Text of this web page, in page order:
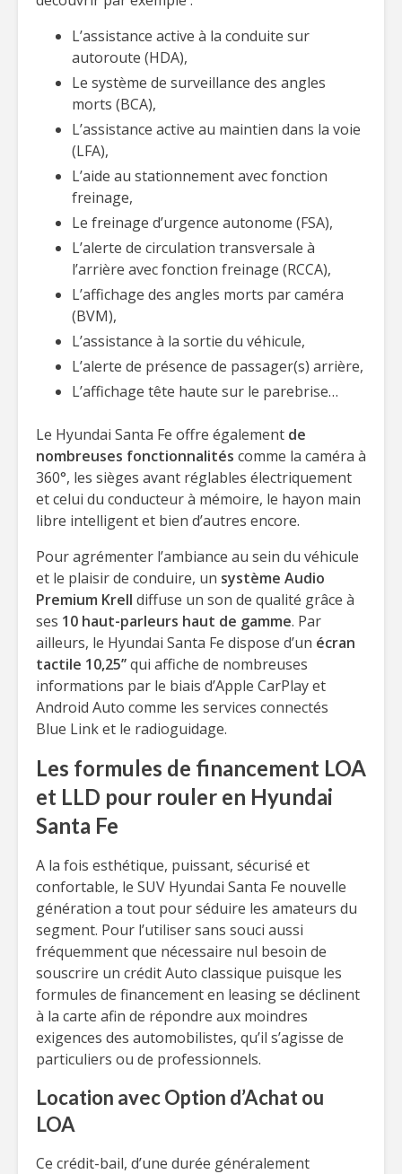
L’assistance active à la conduite sur
autoroute (HDA),
Le système de surveillance des angles
morts (BCA),
L’assistance active au maintien dans la voie
(LFA),
L’aide au stationnement avec fonction
freinage,
Le freinage d’urgence autonome (FSA),
L’alerte de circulation transversale à
l’arrière avec fonction freinage (RCCA),
L’affichage des angles morts par caméra
(BVM),
L’assistance à la sortie du véhicule,
L’alerte de présence de passager(s) arrière,
L’affichage tête haute sur le parebrise…
Le Hyundai Santa Fe offre également de
nombreuses fonctionnalités comme la caméra à
360°, les sièges avant réglables électriquement
et celui du conducteur à mémoire, le hayon main
libre intelligent et bien d’autres encore.
Pour agrémenter l’ambiance au sein du véhicule
et le plaisir de conduire, un système Audio
Premium Krell diffuse un son de qualité grâce à
ses 10 haut-parleurs haut de gamme. Par
ailleurs, le Hyundai Santa Fe dispose d’un écran
tactile 10,25’’qui affiche de nombreuses
informations par le biais d’Apple CarPlay et
Android Auto comme les services connectés
Blue Link et le radioguidage.
Les formules de financement LOA
et LLD pour rouler en Hyundai
Santa Fe
A la fois esthétique, puissant, sécurisé et
confortable, le SUV Hyundai Santa Fe nouvelle
génération a tout pour séduire les amateurs du
segment. Pour l’utiliser sans souci aussi
fréquemment que nécessaire nul besoin de
souscrire un crédit Auto classique puisque les
formules de financement en leasing se déclinent
à la carte afin de répondre aux moindres
exigences des automobilistes, qu’il s’agisse de
particuliers ou de professionnels.
Location avec Option d’Achat ou
LOA
Ce crédit-bail, d’une durée généralement